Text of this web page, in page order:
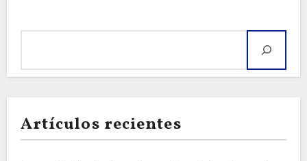
Artículos recientes